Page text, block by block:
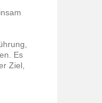
Es
Ziel,